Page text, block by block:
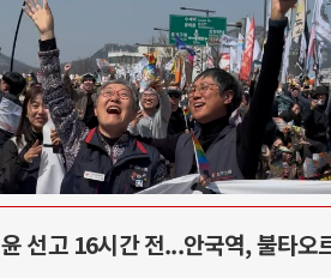
윤 선고 16시간 전...안국역, 불타오